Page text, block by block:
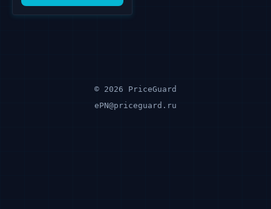
© 2026 PriceGuard
ePN@priceguard.ru